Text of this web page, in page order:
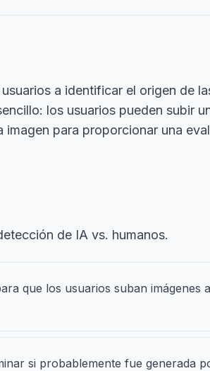
a identificar el origen de
los usuarios pueden subir
para proporcionar una
de IA vs. humanos.
que los usuarios suban
si probablemente fue generada